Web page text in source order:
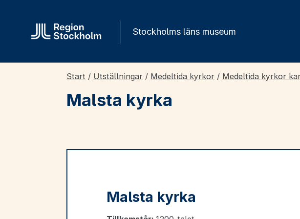
Stockholms läns museum
Start / Utställningar / Medeltida kyrkor / Medeltida kyrkor
Malsta kyrka
Malsta kyrka